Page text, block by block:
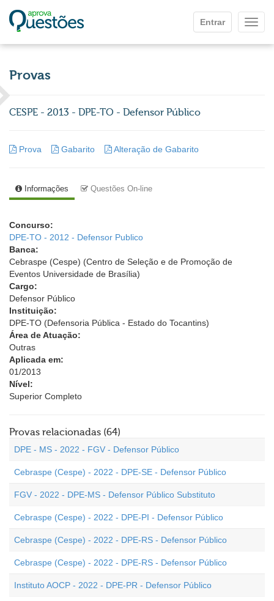
Entrar
Provas
CESPE - 2013 - DPE-TO - Defensor Público
Prova Gabarito Alteração de Gabarito
Informações Questões On-line
Concurso:
DPE-TO - 2012 - Defensor Publico
Banca:
Cebraspe (Cespe) (Centro de Seleção e de Promoção de
Eventos Universidade de Brasília)
Cargo:
Defensor Público
Instituição:
DPE-TO (Defensoria Pública - Estado do Tocantins)
Área de Atuação:
Outras
Aplicada em:
01/2013
Nível:
Superior Completo
Provas relacionadas (64)
DPE - MS - 2022 - FGV - Defensor Público
Cebraspe (Cespe) - 2022 - DPE-SE - Defensor Público
FGV - 2022 - DPE-MS - Defensor Público Substituto
Cebraspe (Cespe) - 2022 - DPE-PI - Defensor Público
Cebraspe (Cespe) - 2022 - DPE-RS - Defensor Público
Cebraspe (Cespe) - 2022 - DPE-RS - Defensor Público
Instituto AOCP - 2022 - DPE-PR - Defensor Público